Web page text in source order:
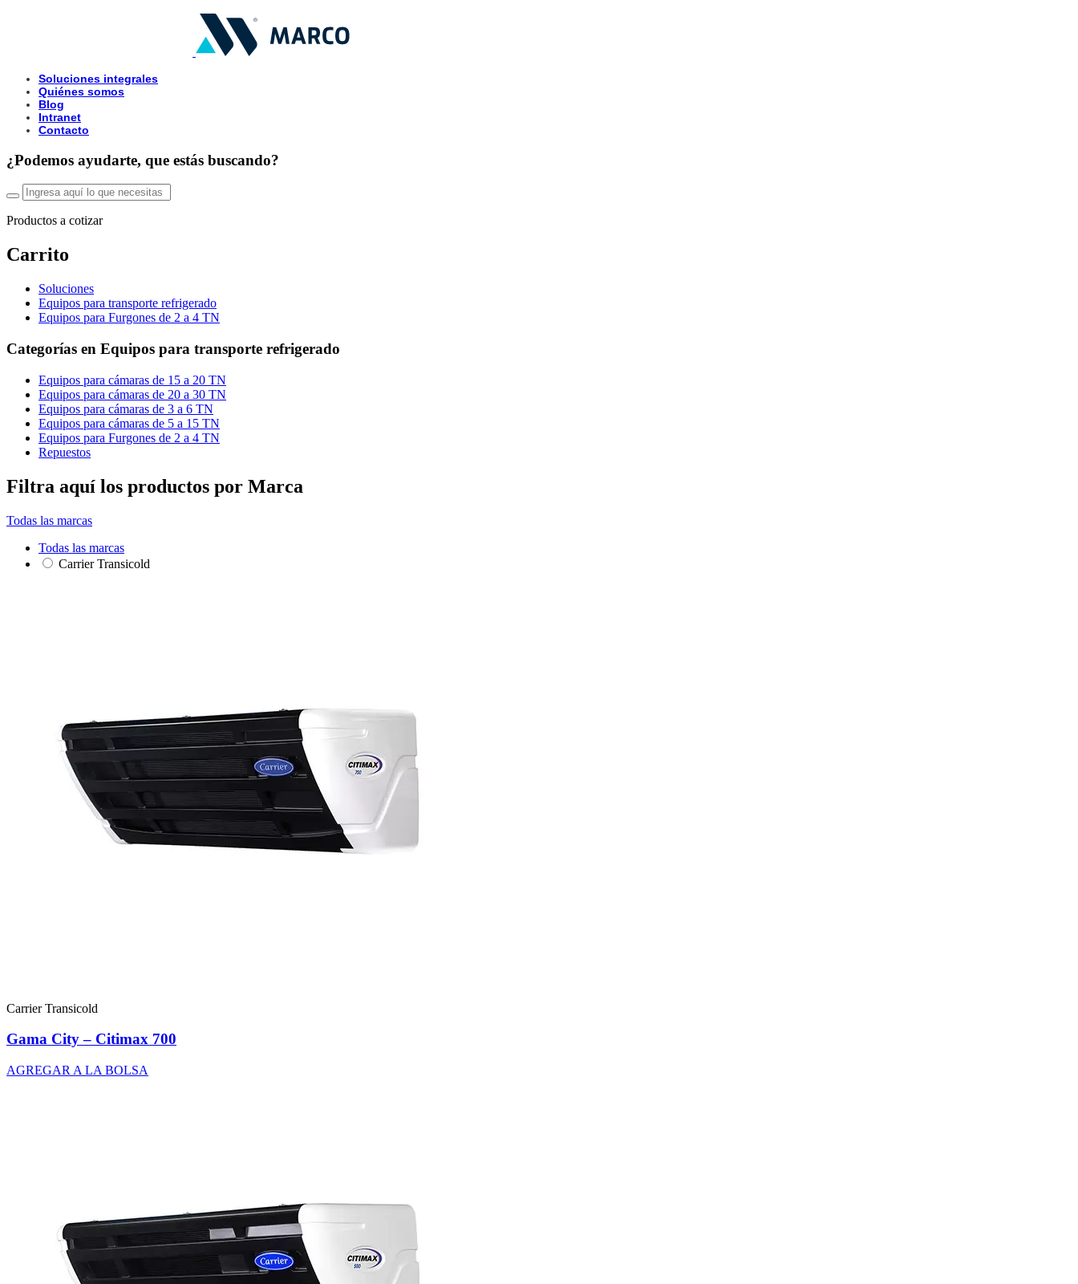
Soluciones integrales
Quiénes somos
Blog
Intranet
Contacto
¿Podemos ayudarte, que estás buscando?
Productos a cotizar
Carrito
Soluciones
Equipos para transporte refrigerado
Equipos para Furgones de 2 a 4 TN
Categorías en Equipos para transporte refrigerado
Equipos para cámaras de 15 a 20 TN
Equipos para cámaras de 20 a 30 TN
Equipos para cámaras de 3 a 6 TN
Equipos para cámaras de 5 a 15 TN
Equipos para Furgones de 2 a 4 TN
Repuestos
Filtra aquí los productos por Marca
Todas las marcas
Todas las marcas
Carrier Transicold
Carrier Transicold
Gama City – Citimax 700
AGREGAR A LA BOLSA